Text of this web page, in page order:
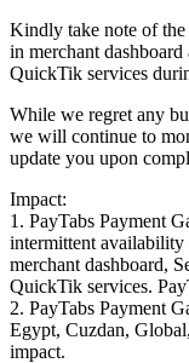
Kindly take note of the
in merchant
QuickTik services
While we regret any
we will continue to
update you upon
Impact:
1. PayTabs Payment
intermittent
merchant dashboard,
QuickTik services.
2. PayTabs Payment
Egypt, Cuzdan,
impact.